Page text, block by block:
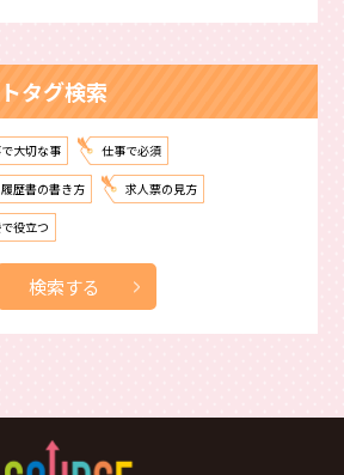
タグ検索
大切な事 仕事で必須
履歴書の書き方 求人票の見方
役立つ
検索する